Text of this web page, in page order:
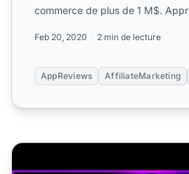
commerce de plus de 1 M$.
Feb 20, 2020 2 min de lecture
AppReviews AffiliateMarketing
6 meilleurs plugins WordPress